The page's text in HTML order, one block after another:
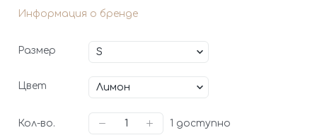
Информация о бренде
Размер
Цвет
Кол-во. 1 доступно